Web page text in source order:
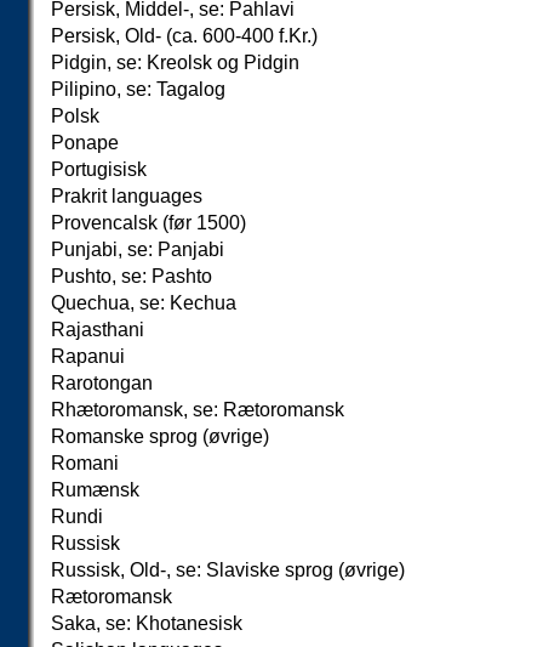
Persisk, Middel-, se: Pahlavi
Persisk, Old- (ca. 600-400 f.Kr.)
Pidgin, se: Kreolsk og Pidgin
Pilipino, se: Tagalog
Polsk
Ponape
Portugisisk
Prakrit languages
Provencalsk (før 1500)
Punjabi, se: Panjabi
Pushto, se: Pashto
Quechua, se: Kechua
Rajasthani
Rapanui
Rarotongan
Rhætoromansk, se: Rætoromansk
Romanske sprog (øvrige)
Romani
Rumænsk
Rundi
Russisk
Russisk, Old-, se: Slaviske sprog (øvrige)
Rætoromansk
Saka, se: Khotanesisk